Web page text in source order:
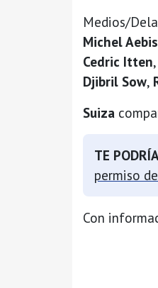
Medios/
Michel
Cedric Itten,
Djibril Sow,
Suiza
TE
permiso
Con